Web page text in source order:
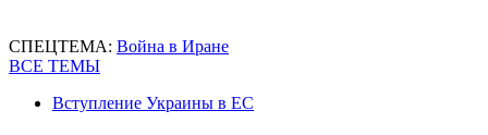
СПЕЦТЕМА: Война в Иране
ВСЕ ТЕМЫ
Вступление Украины в ЕС